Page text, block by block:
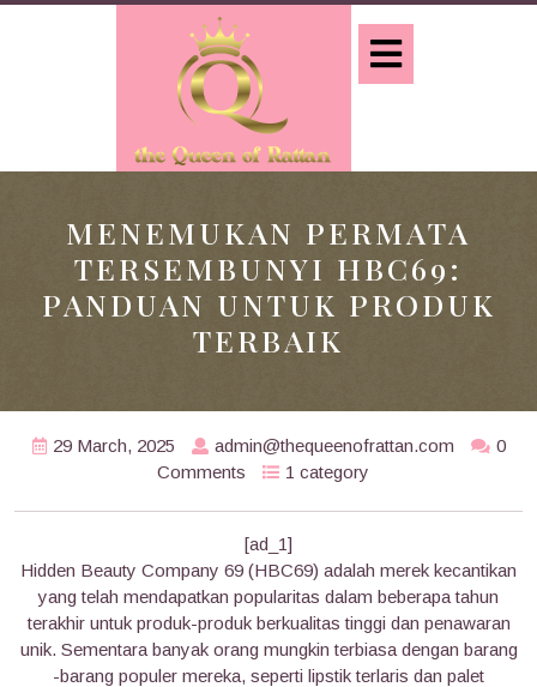
Skip
MENEMUKAN PERMATA
TERSEMBUNYI HBC69:
PANDUAN UNTUK PRODUK
TERBAIK
29 March, 2025 admin@thequeenofrattan.com
0
Comments
1 category
[ad_1]
Hidden Beauty Company 69 (HBC69) adalah merek kecantikan
yang telah mendapatkan popularitas dalam beberapa tahun
terakhir untuk produk-produk berkualitas tinggi dan penawaran
unik. Sementara banyak orang mungkin terbiasa dengan barang
-barang populer mereka, seperti lipstik terlaris dan palet